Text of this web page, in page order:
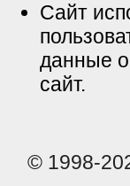
Сайт
данные
сайт.
© 1998-